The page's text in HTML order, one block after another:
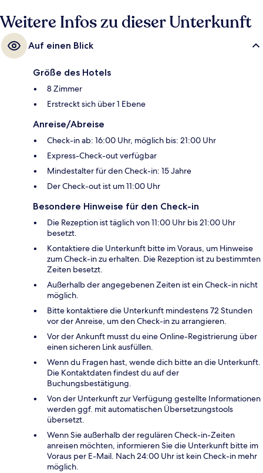
Weitere Infos zu dieser Unterkunft
Auf einen Blick
Größe des Hotels
8 Zimmer
Erstreckt sich über 1 Ebene
Anreise/Abreise
Check-in ab: 16:00 Uhr, möglich bis: 21:00 Uhr
Express-Check-out verfügbar
Mindestalter für den Check-in: 15 Jahre
Der Check-out ist um 11:00 Uhr
Besondere Hinweise für den Check-in
Die Rezeption ist täglich von 11:00 Uhr bis 21:00 Uhr
besetzt.
Kontaktiere die Unterkunft bitte im Voraus, um Hinweise
zum Check-in zu erhalten. Die Rezeption ist zu bestimmten
Zeiten besetzt.
Außerhalb der angegebenen Zeiten ist ein Check-in nicht
möglich.
Bitte kontaktiere die Unterkunft mindestens 72 Stunden
vor der Anreise, um den Check-in zu arrangieren.
Vor der Ankunft musst du eine Online-Registrierung über
einen sicheren Link ausfüllen.
Wenn du Fragen hast, wende dich bitte an die Unterkunft.
Die Kontaktdaten findest du auf der
Buchungsbestätigung.
Von der Unterkunft zur Verfügung gestellte Informationen
werden ggf. mit automatischen Übersetzungstools
übersetzt.
Wenn Sie außerhalb der regulären Check-in-Zeiten
anreisen möchten, informieren Sie die Unterkunft bitte im
Voraus per E-Mail. Nach 24:00 Uhr ist kein Check-in mehr
möglich.